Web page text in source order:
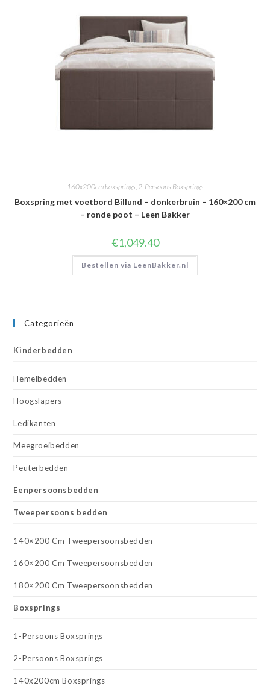
160x200cm boxsprings,2-Persoons Boxsprings
Boxspring met voetbord Billund – donkerbruin – 160×200 cm
– ronde poot – Leen Bakker
€1,049.40
Bestellen via LeenBakker.nl
Categorieën
Kinderbedden
Hemelbedden
Hoogslapers
Ledikanten
Meegroeibedden
Peuterbedden
Eenpersoonsbedden
Tweepersoons bedden
140×200 Cm Tweepersoonsbedden
160×200 Cm Tweepersoonsbedden
180×200 Cm Tweepersoonsbedden
Boxsprings
1-Persoons Boxsprings
2-Persoons Boxsprings
140x200cm Boxsprings